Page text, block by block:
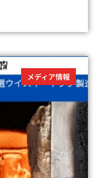
メディア情報